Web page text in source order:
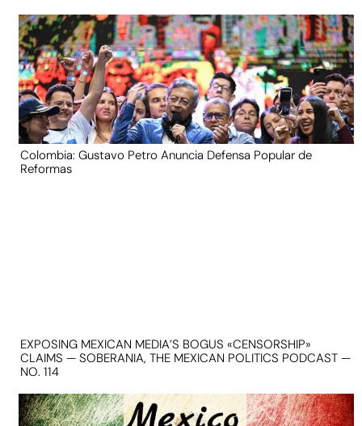
Colombia: Gustavo Petro Anuncia Defensa Popular de
Reformas
EXPOSING MEXICAN MEDIA’S BOGUS «CENSORSHIP»
CLAIMS — SOBERANIA, THE MEXICAN POLITICS PODCAST —
NO. 114